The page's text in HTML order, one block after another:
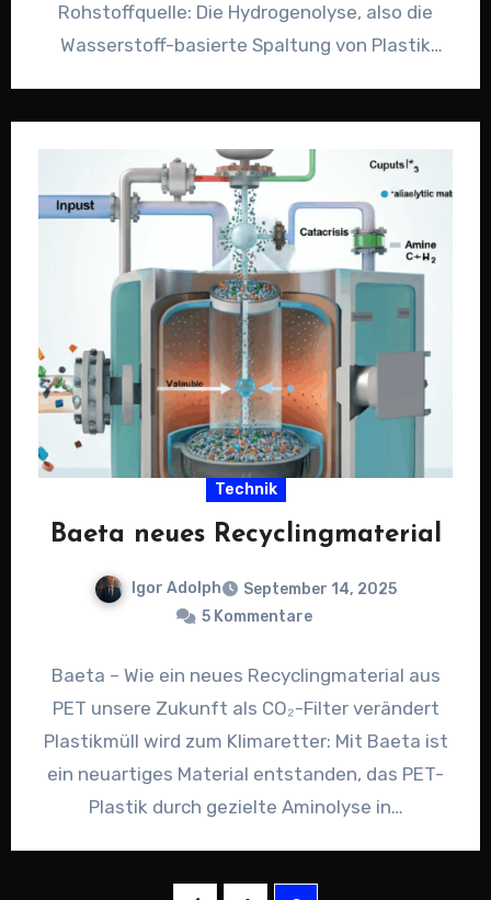
Rohstoffquelle: Die Hydrogenolyse, also die
Wasserstoff-basierte Spaltung von Plastik
Technik
Baeta neues Recyclingmaterial
Igor Adolph
September 14, 2025
5 Kommentare
Baeta – Wie ein neues Recyclingmaterial aus
PET unsere Zukunft als CO₂-Filter verändert
Plastikmüll wird zum Klimaretter: Mit Baeta ist
ein neuartiges Material entstanden, das PET-
Plastik durch gezielte Aminolyse in…